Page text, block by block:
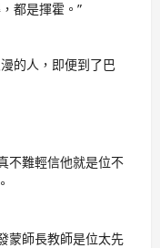
都是揮霍。”
的人，即便到了巴
難輕信他就是位不
師長教師是位太先